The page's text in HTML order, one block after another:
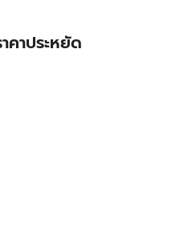
าประหยัด